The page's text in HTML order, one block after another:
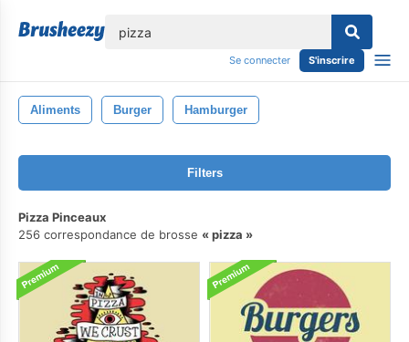
Se connecter S'inscrire
Aliments Burger Hamburger
Filters
Pizza Pinceaux
256 correspondance de brosse
pizza